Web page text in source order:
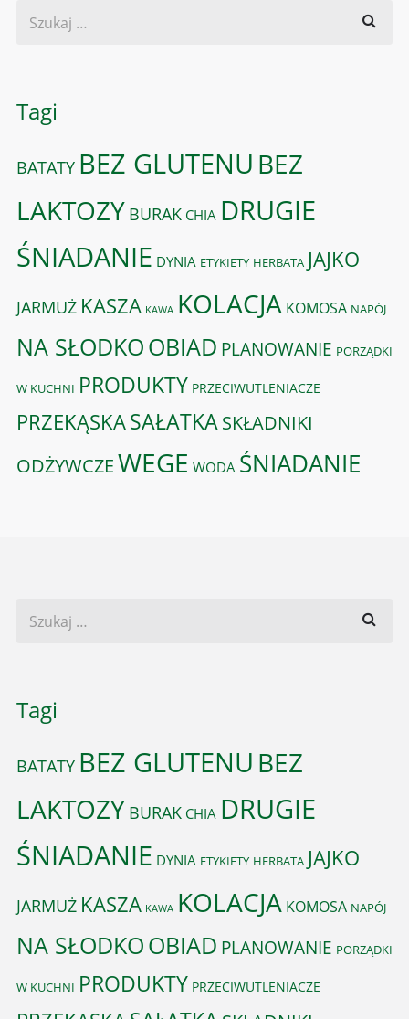
Tagi
BATATY BEZ GLUTENU BEZ
LAKTOZY BURAK CHIA DRUGIE
ŚNIADANIE DYNIA ETYKIETY HERBATA JAJKO
JARMUŻ KASZA KAWA KOLACJA KOMOSA NAPÓJ
NA SŁODKOOBIAD PLANOWANIE PORZĄDKI
W KUCHNI PRODUKTY PRZECIWUTLENIACZE
PRZEKĄSKASAŁATKASKŁADNIKI
ODŻYWCZEWEGE WODA ŚNIADANIE
Tagi
BATATY BEZ GLUTENU BEZ
LAKTOZY BURAK CHIA DRUGIE
ŚNIADANIE DYNIA ETYKIETY HERBATA JAJKO
JARMUŻ KASZA KAWA KOLACJA KOMOSA NAPÓJ
NA SŁODKOOBIAD PLANOWANIE PORZĄDKI
W KUCHNI PRODUKTY PRZECIWUTLENIACZE